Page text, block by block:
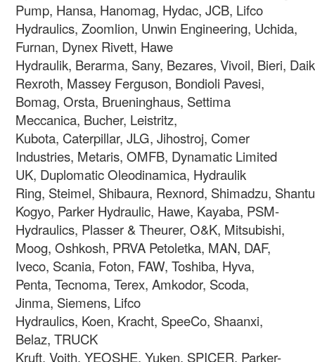
Pump, Hansa, Hanomag, Hydac, JCB, Lifco
Hydraulics, Zoomlion, Unwin Engineering, Uchida,
Furnan, Dynex Rivett, Hawe
Hydraulik, Berarma, Sany, Bezares, Vivoil, Bieri,
Rexroth, Massey Ferguson, Bondioli Pavesi,
Bomag, Orsta, Brueninghaus, Settima
Meccanica, Bucher, Leistritz,
Kubota, Caterpillar, JLG, Jihostroj, Comer
Industries, Metaris, OMFB, Dynamatic Limited
UK, Duplomatic Oleodinamica, Hydraulik
Ring, Steimel, Shibaura, Rexnord, Shimadzu,
Kogyo, Parker Hydraulic, Hawe, Kayaba, PSM-
Hydraulics, Plasser & Theurer, O&K, Mitsubishi,
Moog, Oshkosh, PRVA Petoletka, MAN, DAF,
Iveco, Scania, Foton, FAW, Toshiba, Hyva,
Penta, Tecnoma, Terex, Amkodor, Scoda,
Jinma, Siemens, Lifco
Hydraulics, Koen, Kracht, SpeeCo, Shaanxi,
Belaz, TRUCK
Kruft, Voith, YEOSHE, Yuken, SPICER, Parker-